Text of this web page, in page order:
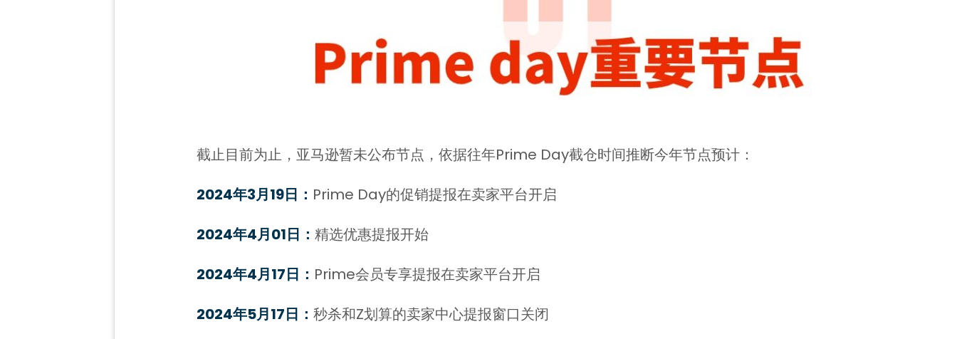
截止目前为止，亚马逊暂未公布节点，依据往年Prime Day截仓时间推断今年节点预计：
2024年3月19日： Prime Day的促销提报在卖家平台开启
2024年4月01日： 精选优惠提报开始
2024年4月17日： Prime会员专享提报在卖家平台开启
2024年5月17日： 秒杀和Z划算的卖家中心提报窗口关闭